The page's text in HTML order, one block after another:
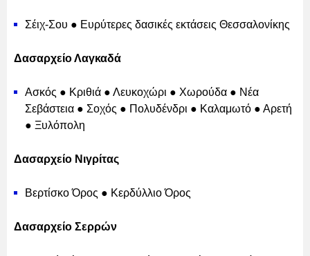
Σέιχ-Σου ● Ευρύτερες δασικές εκτάσεις Θεσσαλονίκης
Δασαρχείο Λαγκαδά
Ασκός ● Κριθιά ● Λευκοχώρι ● Χωρούδα ● Νέα
Σεβάστεια ● Σοχός ● Πολυδένδρι ● Καλαμωτό ● Αρετή
● Ξυλόπολη
Δασαρχείο Νιγρίτας
Βερτίσκο Όρος ● Κερδύλλιο Όρος
Δασαρχείο Σερρών